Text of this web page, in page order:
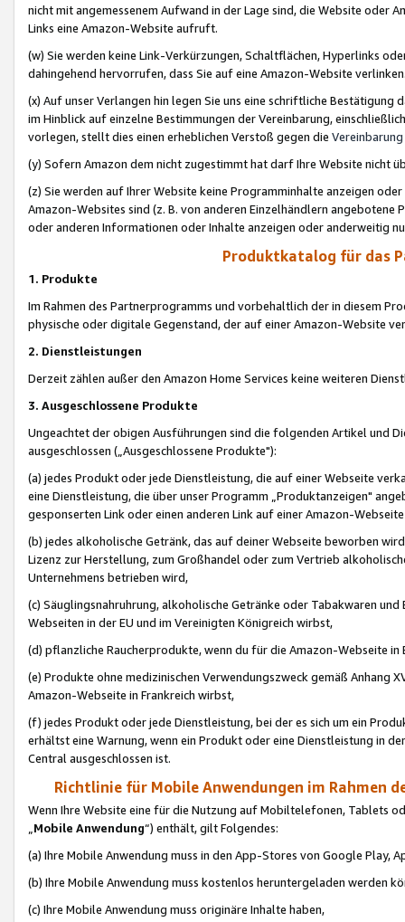
nicht mit angemessenem Aufwand in der Lage sind, die Website oder
Links eine Amazon-Website aufruft.
(w) Sie werden keine Link-Verkürzungen, Schaltflächen, Hyperlinks
dahingehend hervorrufen, dass Sie auf eine Amazon-Website
(x) Auf unser Verlangen hin legen Sie uns eine schriftliche
im Hinblick auf einzelne Bestimmungen der Vereinbarung,
vorlegen, stellt dies einen erheblichen Verstoß gegen die Vereinbarung
(y) Sofern Amazon dem nicht zugestimmt hat darf Ihre Website nicht
(z) Sie werden auf Ihrer Website keine Programminhalte anzeigen
Amazon-Websites sind (z. B. von anderen Einzelhändlern
oder anderen Informationen oder Inhalte anzeigen oder anderweitig
Produktkatalog für das
1. Produkte
Im Rahmen des Partnerprogramms und vorbehaltlich der in diesem
physische oder digitale Gegenstand, der auf einer Amazon-Website
2. Dienstleistungen
Derzeit zählen außer den Amazon Home Services keine weiteren
3. Ausgeschlossene Produkte
Ungeachtet der obigen Ausführungen sind die folgenden Artikel und
ausgeschlossen („Ausgeschlossene Produkte"):
(a) jedes Produkt oder jede Dienstleistung, die auf einer Webseite
eine Dienstleistung, die über unser Programm „Produktanzeigen"
gesponserten Link oder einen anderen Link auf einer Amazon-
(b) jedes alkoholische Getränk, das auf deiner Webseite beworben
Lizenz zur Herstellung, zum Großhandel oder zum Vertrieb
Unternehmens betrieben wird,
(c) Säuglingsnahruhrung, alkoholische Getränke oder Tabakwaren
Webseiten in der EU und im Vereinigten Königreich wirbst,
(d) pflanzliche Raucherprodukte, wenn du für die Amazon-Webseite in
(e) Produkte ohne medizinischen Verwendungszweck gemäß Anhang
Amazon-Webseite in Frankreich wirbst,
(f) jedes Produkt oder jede Dienstleistung, bei der es sich um ein
erhältst eine Warnung, wenn ein Produkt oder eine Dienstleistung in
Central ausgeschlossen ist.
Richtlinie für Mobile Anwendungen im Rahmen
Wenn Ihre Website eine für die Nutzung auf Mobiltelefonen, Tablets
„Mobile Anwendung“) enthält, gilt Folgendes:
(a) Ihre Mobile Anwendung muss in den App-Stores von Google Play,
(b) Ihre Mobile Anwendung muss kostenlos heruntergeladen werden
(c) Ihre Mobile Anwendung muss originäre Inhalte haben,